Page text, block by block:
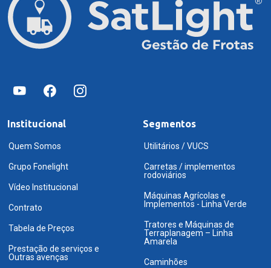
Institucional
Quem Somos
Grupo Fonelight
Vídeo Institucional
Contrato
Tabela de Preços
Prestação de serviços e
Outras avenças
Segmentos
Utilitários / VUCS
Carretas / implementos
rodoviários
Máquinas Agrícolas e
Implementos - Linha Verde
Tratores e Máquinas de
Terraplanagem – Linha
Amarela
Caminhões